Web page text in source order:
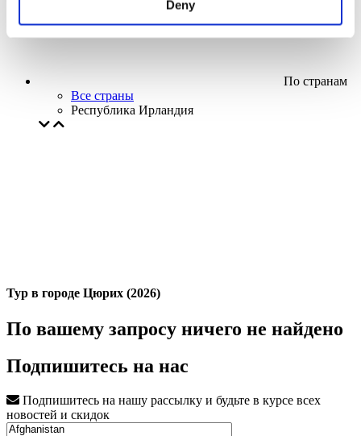
Deny
По странам
Все страны
Республика Ирландия
Тур в городе Цюрих (2026)
По вашему запросу ничего не найдено
Подпишитесь на нас
Подпишитесь на нашу рассылку и будьте в курсе всех
новостей и скидок